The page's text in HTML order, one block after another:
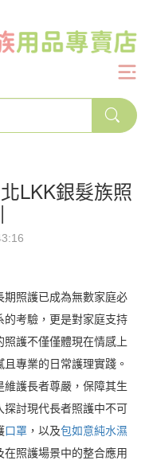
LKK銀髮族照
照護已成為無數家庭必
考驗，更是對家庭支持
護不僅僅體現在情感上
專業的日常護理實踐。
護長者尊嚴，保障其生
討現代長者照護中不可
口罩 ，以及包如意純水濕
在照護場景中的整合應用